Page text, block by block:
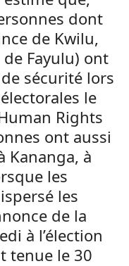
dont
de Kwilu,
Fayulu) ont
sécurité lors
le
Rights
ont aussi
Kananga, à
les
les
de la
à l’élection
tenue le 30